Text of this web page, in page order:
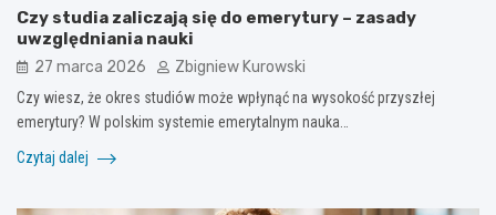
Czy studia zaliczają się do emerytury – zasady
uwzględniania nauki
27 marca 2026 Zbigniew Kurowski
Czy wiesz, że okres studiów może wpłynąć na wysokość przyszłej
emerytury? W polskim systemie emerytalnym nauka…
Czytaj dalej